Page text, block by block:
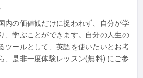
内の価値観だけに捉われず、
自分が学
、学ぶことができます。
自分の人生の
ツールとして、英語を使いたいとお考
、是非一度体験レッスン(無料) にご参